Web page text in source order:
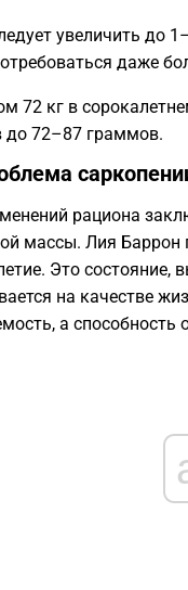
увеличить до
даже
72 кг в
до 72–87 граммов.
рациона
массы. Лия Баррон
Это
на качестве
а